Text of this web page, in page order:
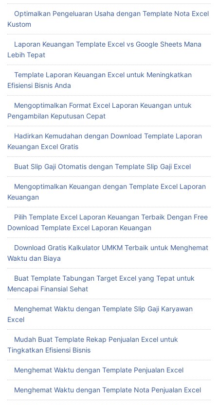
Optimalkan Pengeluaran Usaha dengan Template Nota Excel
Kustom
Laporan Keuangan Template Excel vs Google Sheets Mana
Lebih Tepat
Template Laporan Keuangan Excel untuk Meningkatkan
Efisiensi Bisnis Anda
Mengoptimalkan Format Excel Laporan Keuangan untuk
Pengambilan Keputusan Cepat
Hadirkan Kemudahan dengan Download Template Laporan
Keuangan Excel Gratis
Buat Slip Gaji Otomatis dengan Template Slip Gaji Excel
Mengoptimalkan Keuangan dengan Template Excel Laporan
Keuangan
Pilih Template Excel Laporan Keuangan Terbaik Dengan Free
Download Template Excel Laporan Keuangan
Download Gratis Kalkulator UMKM Terbaik untuk Menghemat
Waktu dan Biaya
Buat Template Tabungan Target Excel yang Tepat untuk
Mencapai Finansial Sehat
Menghemat Waktu dengan Template Slip Gaji Karyawan
Excel
Mudah Buat Template Rekap Penjualan Excel untuk
Tingkatkan Efisiensi Bisnis
Menghemat Waktu dengan Template Penjualan Excel
Menghemat Waktu dengan Template Nota Penjualan Excel